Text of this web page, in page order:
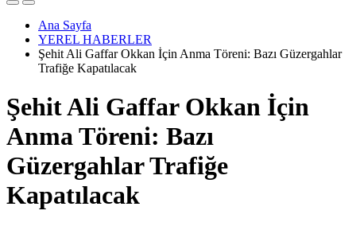
Ana Sayfa
YEREL HABERLER
Şehit Ali Gaffar Okkan İçin Anma Töreni: Bazı Güzergahlar
Trafiğe Kapatılacak
Şehit Ali Gaffar Okkan İçin
Anma Töreni: Bazı
Güzergahlar Trafiğe
Kapatılacak